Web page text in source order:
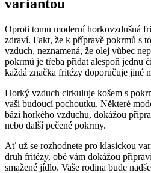
variantou
Oproti tomu moderní horkovzdušná
zdraví. Fakt, že k přípravě pokrmů s
vzduch, neznamená, že olej vůbec
pokrmů je třeba přidat alespoň jednu
každá značka fritézy doporučuje jiné
Horký vzduch cirkuluje košem s
vaši budoucí pochoutku. Některé
bázi horkého vzduchu, dokážou
nebo další pečené pokrmy.
Ať už se rozhodnete pro klasickou
druh fritézy, obě vám dokážou
smažené jídlo. Vaše rodina bude